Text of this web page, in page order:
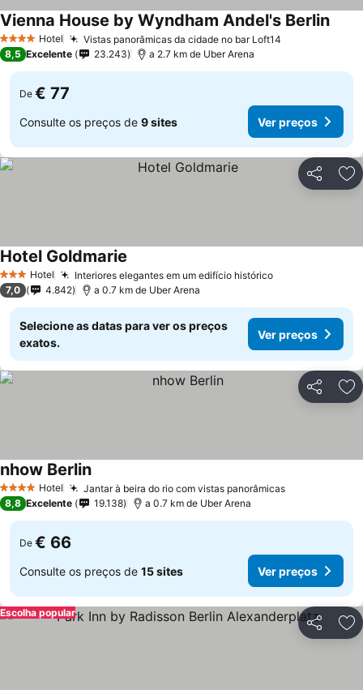
4 EstrelasHotel Vistas panorâmicas da cidade no bar Loft14
Vienna House by Wyndham Andel's BerlinVer
8,5 Excelente 23.243 a 2.7 km de Uber Arena
De € 77
Consulte os preços de 9 sites Ver preços
Partilhar
3 EstrelasHotel Interiores elegantes em um edifício históricoVer preços
Hotel Goldmarie
7,0 4.842 a 0.7 km de Uber Arena
Selecione as datas para ver os preços
exatos.
Ver preços
Partilhar
4 EstrelasHotel Jantar à beira do rio com vistas panorâmicasVer preços
nhow BerlinVer preços
8,8 Excelente 19.138 a 0.7 km de Uber Arena
De € 66
Consulte os preços de 15 sites Ver preços
Partilhar
Escolha popular